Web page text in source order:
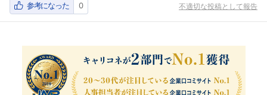
参考になった 0 不適切な投稿として報告